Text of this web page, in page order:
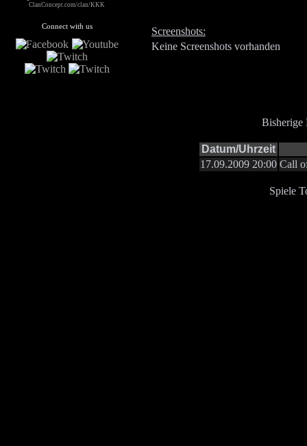
ClanConcept.com/clan/KKK
Connect with us
Screenshots:
Keine Screenshots vorhanden
Bisherige
Datum/Uhrzeit
17.09.2009 20:00 Call
Spiele